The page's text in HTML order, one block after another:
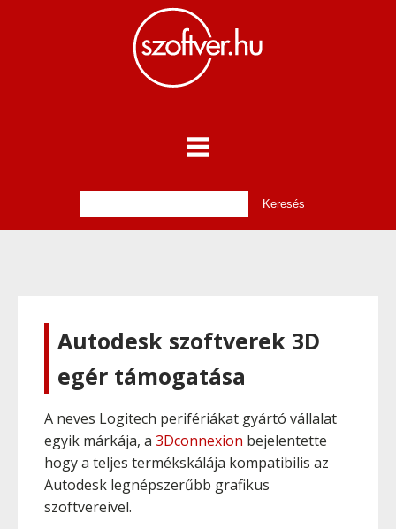
Autodesk szoftverek 3D
egér támogatása
A neves Logitech perifériákat gyártó vállalat
egyik márkája, a 3Dconnexion bejelentette
hogy a teljes termékskálája kompatibilis az
Autodesk legnépszerűbb grafikus
szoftvereivel.